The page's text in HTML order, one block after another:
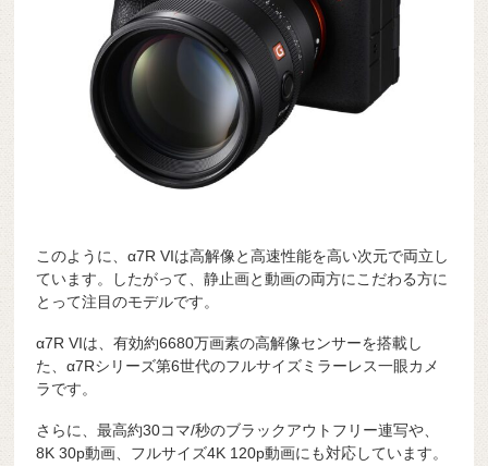
このように、α7R VIは高解像と高速性能を高い次元で両立し
ています。したがって、静止画と動画の両方にこだわる方に
とって注目のモデルです。
α7R VIは、有効約6680万画素の高解像センサーを搭載し
た、α7Rシリーズ第6世代のフルサイズミラーレス一眼カメ
ラです。
さらに、最高約30コマ/秒のブラックアウトフリー連写や、
8K 30p動画、フルサイズ4K 120p動画にも対応しています。